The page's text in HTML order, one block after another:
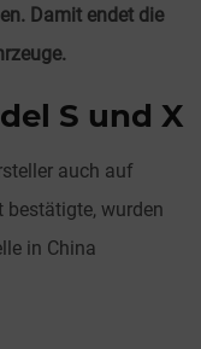
Damit endet die
S und X
auch auf
bestätigte, wurden
in China